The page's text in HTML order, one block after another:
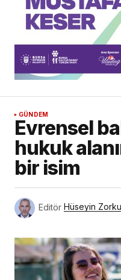
GÜNDEM
Evrensel
hukuk
bir isim
Editör Hüseyin